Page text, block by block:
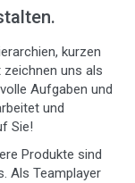
kurzen
zeichnen uns als
Aufgaben und
und
Sie!
Produkte sind
Als Teamplayer